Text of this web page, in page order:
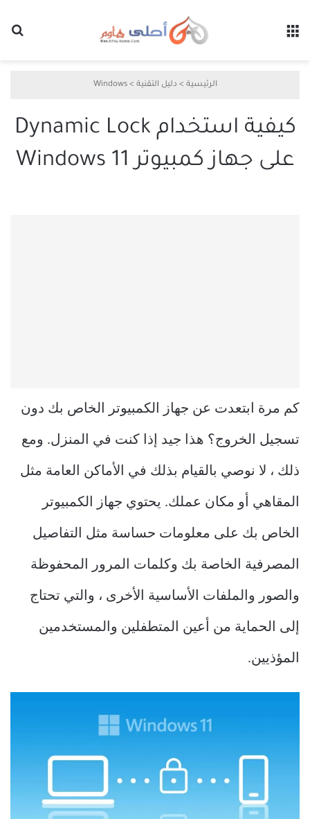
الرئيسية > دليل التقنية >
Windows
كيفية استخدام Dynamic Lock
على جهاز كمبيوتر Windows 11
كم مرة ابتعدت عن جهاز الكمبيوتر الخاص بك دون
تسجيل الخروج؟ هذا جيد إذا كنت في المنزل. ومع
ذلك ، لا نوصي بالقيام بذلك في الأماكن العامة مثل
المقاهي أو مكان عملك. يحتوي جهاز الكمبيوتر
الخاص بك على معلومات حساسة مثل التفاصيل
المصرفية الخاصة بك وكلمات المرور المحفوظة
والصور والملفات الأساسية الأخرى ، والتي تحتاج
إلى الحماية من أعين المتطفلين والمستخدمين
المؤذيين.